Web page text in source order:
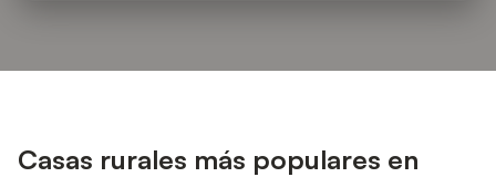
Casas rurales más populares en